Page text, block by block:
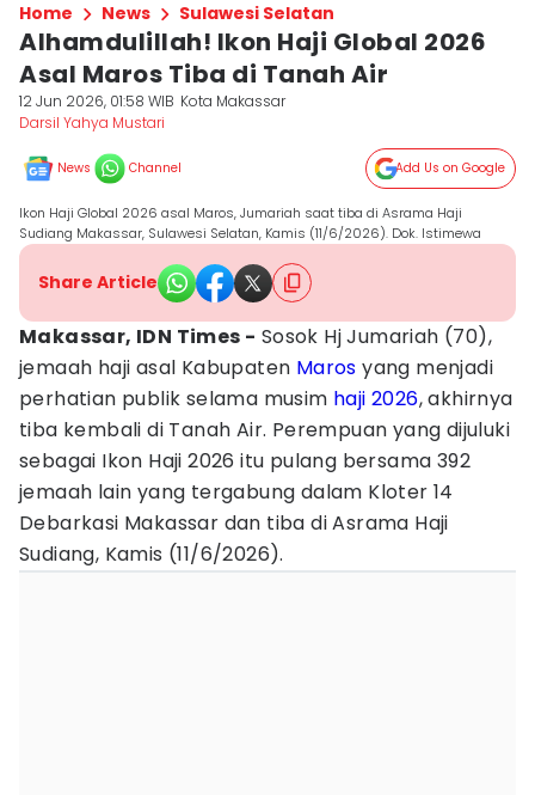
Home News Sulawesi Selatan
Alhamdulillah! Ikon Haji Global 2026
Asal Maros Tiba di Tanah Air
12 Jun 2026, 01:58 WIB Kota Makassar
Darsil Yahya Mustari
News Channel Add Us on Google
Ikon Haji Global 2026 asal Maros, Jumariah saat tiba di Asrama Haji
Sudiang Makassar, Sulawesi Selatan, Kamis (11/6/2026). Dok. Istimewa
Share Article
Makassar, IDN Times - Sosok Hj Jumariah (70),
jemaah haji asal Kabupaten Maros yang menjadi
perhatian publik selama musim haji 2026, akhirnya
tiba kembali di Tanah Air. Perempuan yang dijuluki
sebagai Ikon Haji 2026 itu pulang bersama 392
jemaah lain yang tergabung dalam Kloter 14
Debarkasi Makassar dan tiba di Asrama Haji
Sudiang, Kamis (11/6/2026).